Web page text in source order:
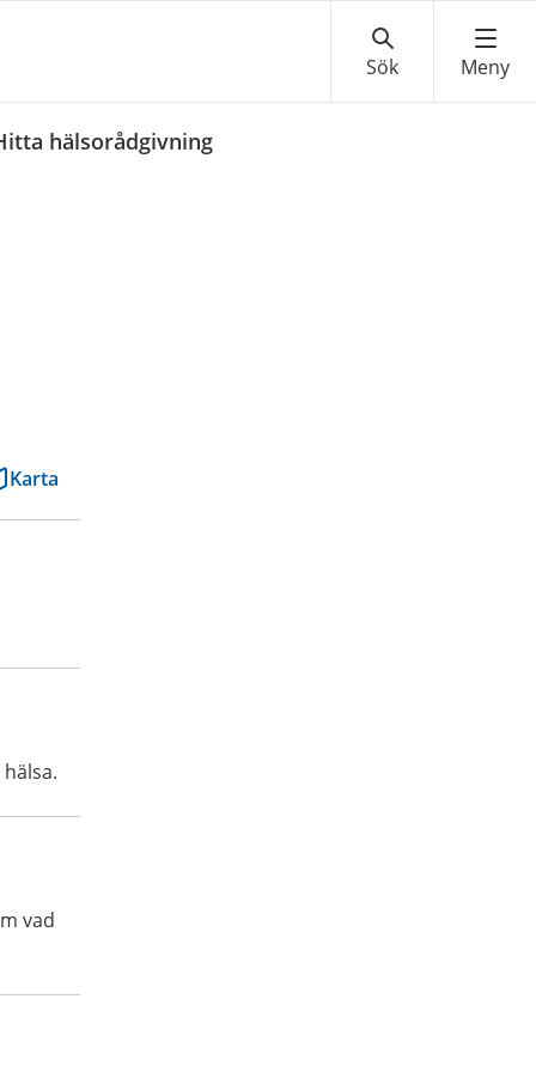
hälsorådgivning
Karta
vad